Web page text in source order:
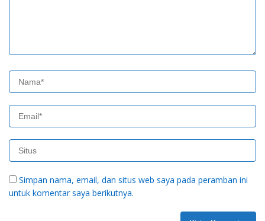
Simpan nama, email, dan situs web saya pada peramban ini
untuk komentar saya berikutnya.